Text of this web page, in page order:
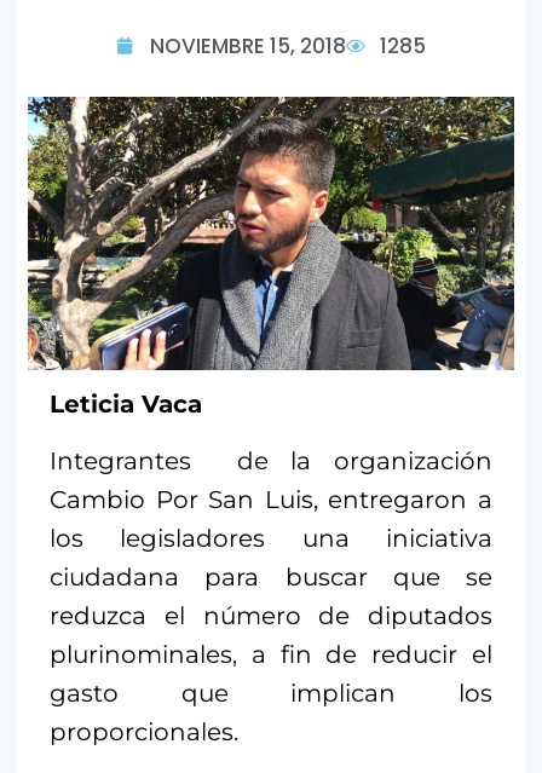
NOVIEMBRE 15, 2018 1285
Leticia Vaca
Integrantes de la organización
Cambio Por San Luis, entregaron a
los legisladores una iniciativa
ciudadana para buscar que se
reduzca el número de diputados
plurinominales, a fin de reducir el
gasto que implican los
proporcionales.